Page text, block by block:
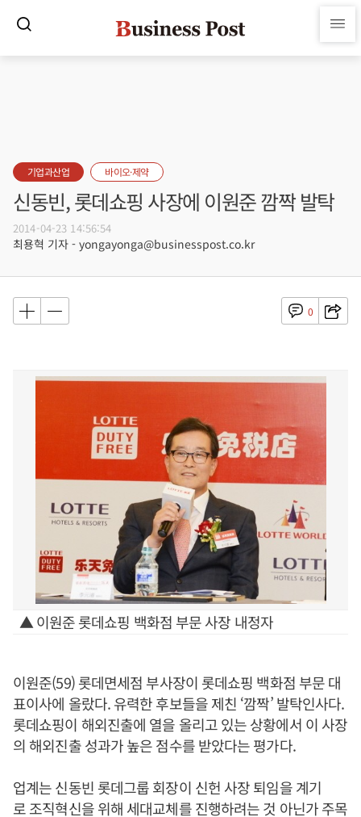
기업과산업 바이오·제약
신동빈, 롯데쇼핑 사장에 이원준 깜짝 발탁
2014-04-23 14:56:54
최용혁 기자 - yongayonga@businesspost.co.kr
0
▲ 이원준 롯데쇼핑 백화점 부문 사장 내정자
이원준(59) 롯데면세점 부사장이 롯데쇼핑 백화점 부문 대
표이사에 올랐다. 유력한 후보들을 제친 ‘깜짝’ 발탁인사다.
롯데쇼핑이 해외진출에 열을 올리고 있는 상황에서 이 사장
의 해외진출 성과가 높은 점수를 받았다는 평가다.
업계는 신동빈 롯데그룹 회장이 신헌 사장 퇴임을 계기
로 조직혁신을 위해 세대교체를 진행하려는 것 아닌가 주목